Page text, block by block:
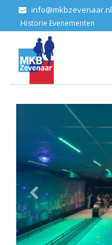
info@mkbzevenaar.nl
Historie Ev​enementen
Vorige